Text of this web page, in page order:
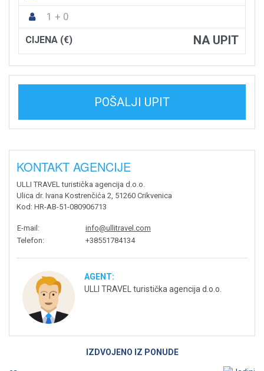
1 + 0
CIJENA (€) NA UPIT
POŠALJI UPIT
KONTAKT AGENCIJE
ULLI TRAVEL turistička agencija d.o.o.
Ulica dr. Ivana Kostrenčića 2, 51260 Crikvenica
Kod: HR-AB-51-080906713
E-mail:
info@ullitravel.com
Telefon: +38551784134
AGENT:
ULLI TRAVEL turistička agencija d.o.o.
IZDVOJENO IZ PONUDE